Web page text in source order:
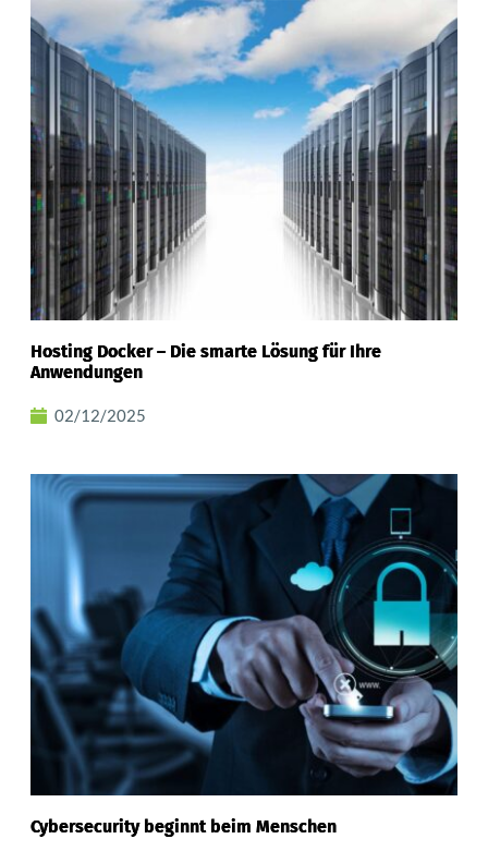
Hosting Docker – Die smarte Lösung für Ihre
Anwendungen
02/12/2025
Cybersecurity beginnt beim Menschen